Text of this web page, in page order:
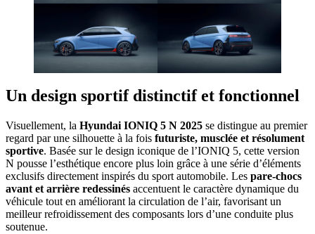
Un design sportif distinctif et fonctionnel
Visuellement, la Hyundai IONIQ 5 N 2025 se distingue au premier
regard par une silhouette à la fois futuriste, musclée et résolument
sportive. Basée sur le design iconique de l’IONIQ 5, cette version
N pousse l’esthétique encore plus loin grâce à une série d’éléments
exclusifs directement inspirés du sport automobile. Les pare-chocs
avant et arrière redessinés accentuent le caractère dynamique du
véhicule tout en améliorant la circulation de l’air, favorisant un
meilleur refroidissement des composants lors d’une conduite plus
soutenue.